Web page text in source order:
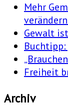
Mehr
Gewalt
Buchtipp:
Freiheit
Archiv